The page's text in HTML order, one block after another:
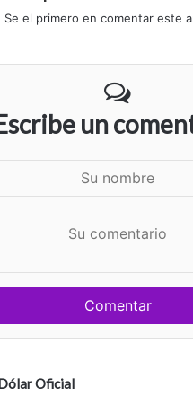
Se el primero en comentar este
un
Oficial